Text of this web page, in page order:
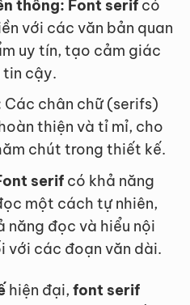
thống: Font serifcó
với các văn bản quan
uy tín, tạo cảm giác
tin cậy.
Các chân chữ (serifs)
thiện và tỉ mỉ, cho
chút trong thiết kế.
serifcó khả năng
một cách tự nhiên,
năng đọc và hiểu nội
với các đoạn văn dài.
hiện đại, font serif